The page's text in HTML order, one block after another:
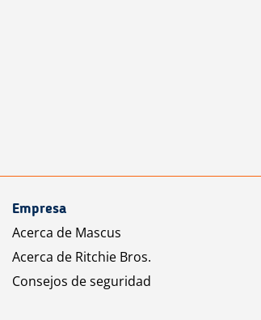
Empresa
Acerca de Mascus
Acerca de Ritchie Bros.
Consejos de seguridad